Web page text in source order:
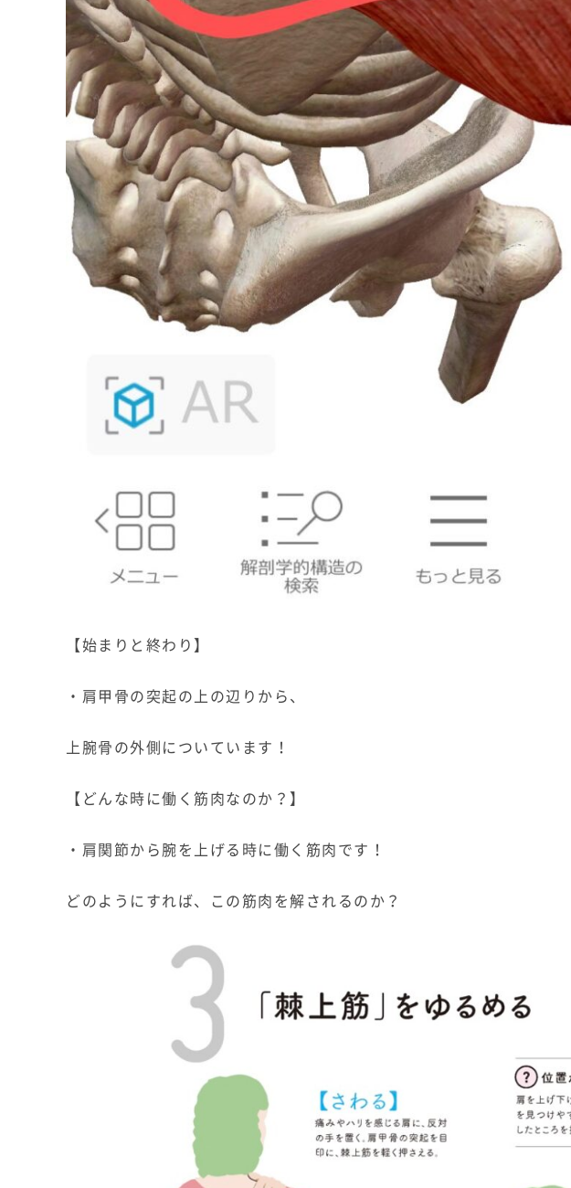
【始まりと終わり】
・肩甲骨の突起の上の辺りから、
上腕骨の外側についています！
【どんな時に働く筋肉なのか？】
・肩関節から腕を上げる時に働く筋肉です！
どのようにすれば、この筋肉を解されるのか？